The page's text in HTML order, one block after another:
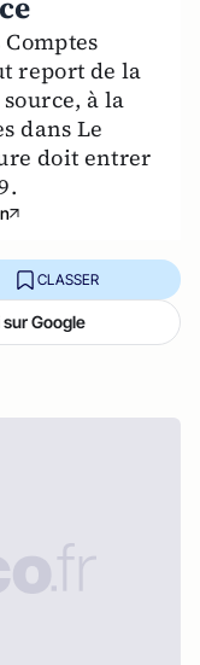
report de la
à la
dans Le
doit entrer
CLASSER
Google